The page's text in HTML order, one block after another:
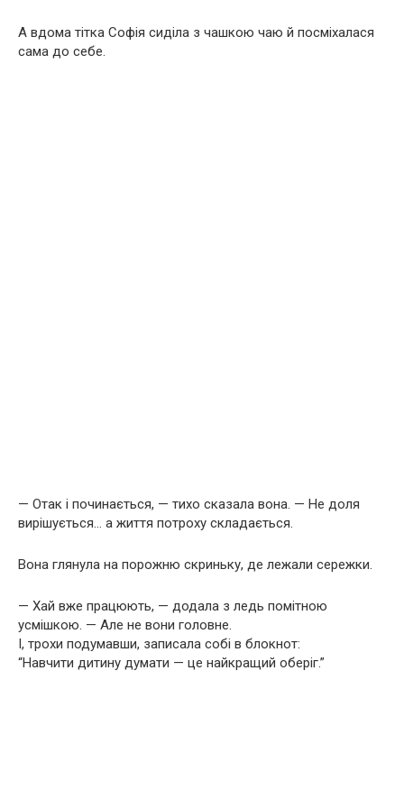
А вдома тітка Софія сиділа з чашкою чаю й посміхалася
сама до себе.
— Отак і починається, — тихо сказала вона. — Не доля
вирішується… а життя потроху складається.
Вона глянула на порожню скриньку, де лежали сережки.
— Хай вже працюють, — додала з ледь помітною
усмішкою. — Але не вони головне.
І, трохи подумавши, записала собі в блокнот:
“Навчити дитину думати — це найкращий оберіг.”